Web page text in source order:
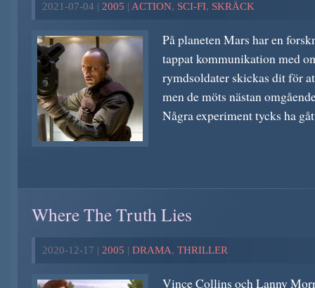
2021-07-04 | 2005 | ACTION, SCI-FI, SKRÄCK
På planeten Mars har en
tappat kommunikation med
rymdsoldater skickas dit för
men de möts nästan
Några experiment tycks ha
Where The Truth Lies
2020-12-17 | 2005 | DRAMA, THRILLER
Vince Collins och Lanny